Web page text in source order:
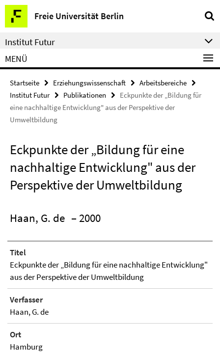
Springe
direkt
zu
Inhalt
Freie Universität Berlin
Service-
Navigation
Institut Futur
MENÜ
Startseite Erziehungswissenschaft
Arbeitsbereiche
Institut Futur
Publikationen
Eckpunkte der „Bildung für
eine nachhaltige Entwicklung" aus der Perspektive der
Umweltbildung
Eckpunkte der „Bildung für eine
nachhaltige Entwicklung" aus der
Perspektive der Umweltbildung
Haan, G. de – 2000
Titel
Eckpunkte der „Bildung für eine nachhaltige Entwicklung"
aus der Perspektive der Umweltbildung
Verfasser
Haan, G. de
Ort
Hamburg